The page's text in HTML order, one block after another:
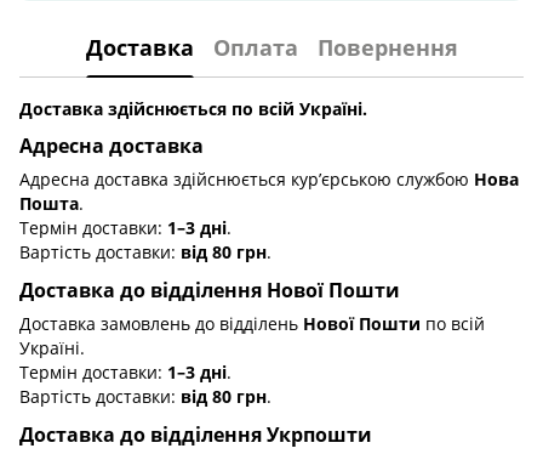
Доставка Оплата Повернення
Доставка здійснюється по всій Україні.
Адресна доставка
Адресна доставка здійснюється кур’єрською службою Нова
Пошта.
Термін доставки: 1–3 дні.
Вартість доставки: від 80 грн.
Доставка до відділення Нової Пошти
Доставка замовлень до відділень Нової Пошти по всій
Україні.
Термін доставки: 1–3 дні.
Вартість доставки: від 80 грн.
Доставка до відділення Укрпошти